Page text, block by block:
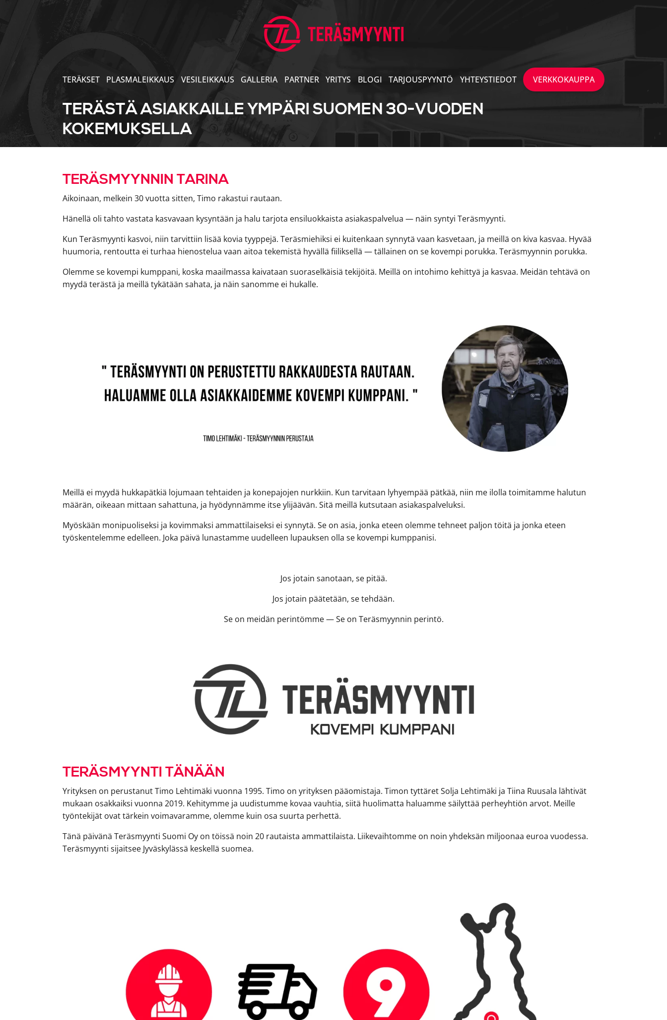
TERÄKSET PLASMALEIKKAUS VESILEIKKAUS GALLERIA PARTNER YRITYS BLOGI TARJOUSPYYNTÖ YHTEYSTIEDOT VERKKOKAUPPA
TERÄSTÄ ASIAKKAILLE YMPÄRI SUOMEN 30-VUODEN
KOKEMUKSELLA
TERÄSMYYNNIN TARINA
Aikoinaan, melkein 30 vuotta sitten, Timo rakastui rautaan.
Hänellä oli tahto vastata kasvavaan kysyntään ja halu tarjota ensiluokkaista asiakaspalvelua — näin syntyi Teräsmyynti.
Kun Teräsmyynti kasvoi, niin tarvittiin lisää kovia tyyppejä. Teräsmiehiksi ei kuitenkaan synnytä vaan kasvetaan, ja meillä on kiva kasvaa. Hyvää
huumoria, rentoutta ei turhaa hienostelua vaan aitoa tekemistä hyvällä fiiliksellä — tällainen on se kovempi porukka. Teräsmyynnin porukka.
Olemme se kovempi kumppani, koska maailmassa kaivataan suoraselkäisiä tekijöitä. Meillä on intohimo kehittyä ja kasvaa. Meidän tehtävä on
myydä terästä ja meillä tykätään sahata, ja näin sanomme ei hukalle.
Meillä ei myydä hukkapätkiä lojumaan tehtaiden ja konepajojen nurkkiin. Kun tarvitaan lyhyempää pätkää, niin me ilolla toimitamme halutun
määrän, oikeaan mittaan sahattuna, ja hyödynnämme itse ylijäävän. Sitä meillä kutsutaan asiakaspalveluksi.
Myöskään monipuoliseksi ja kovimmaksi ammattilaiseksi ei synnytä. Se on asia, jonka eteen olemme tehneet paljon töitä ja jonka eteen
työskentelemme edelleen. Joka päivä lunastamme uudelleen lupauksen olla se kovempi kumppanisi.
Jos jotain sanotaan, se pitää.
Jos jotain päätetään, se tehdään.
Se on meidän perintömme — Se on Teräsmyynnin perintö.
TERÄSMYYNTI TÄNÄÄN
Yrityksen on perustanut Timo Lehtimäki vuonna 1995. Timo on yrityksen pääomistaja. Timon tyttäret Solja Lehtimäki ja Tiina Ruusala lähtivät
mukaan osakkaiksi vuonna 2019. Kehitymme ja uudistumme kovaa vauhtia, siitä huolimatta haluamme säilyttää perheyhtiön arvot. Meille
työntekijät ovat tärkein voimavaramme, olemme kuin osa suurta perhettä.
Tänä päivänä Teräsmyynti Suomi Oy on töissä noin 20 rautaista ammattilaista. Liikevaihtomme on noin yhdeksän miljoonaa euroa vuodessa.
Teräsmyynti sijaitsee Jyväskylässä keskellä suomea.